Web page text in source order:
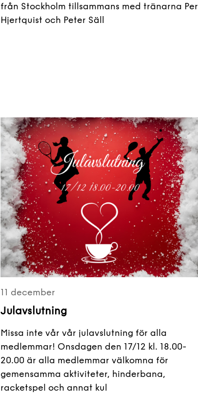
från Stockholm tillsammans med tränarna Per
Hjertquist och Peter Säll
11 december
Julavslutning
Missa inte vår vår julavslutning för alla
medlemmar! Onsdagen den 17/12 kl. 18.00-
20.00 är alla medlemmar välkomna för
gemensamma aktiviteter, hinderbana,
racketspel och annat kul